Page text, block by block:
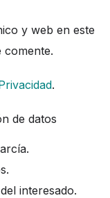
y web en este
comente.
.
de datos
interesado.